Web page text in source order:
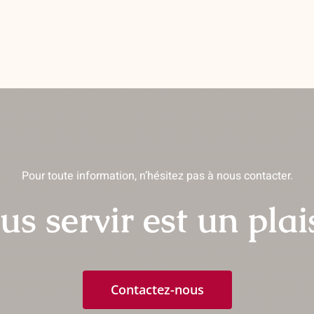
Pour toute information, n’hésitez pas à nous contacter.
servir est un
Contactez-nous